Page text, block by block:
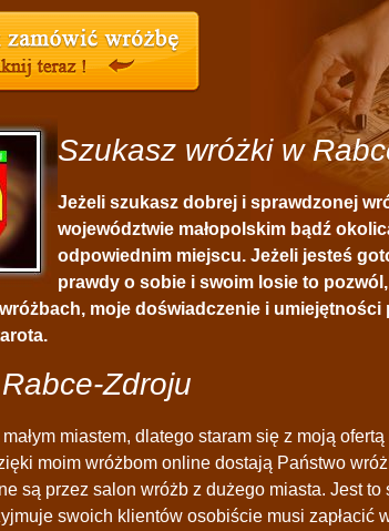
Szukasz wróżki w
Jeżeli szukasz dobrej i sprawdzonej
województwie małopolskim bądź
odpowiednim miejscu. Jeżeli jesteś
prawdy o sobie i swoim losie to
moje doświadczenie i
Zdroju
miastem, dlatego staram się z moją
moim wróżbom online dostają Państwo
są przez salon wróżb z dużego miasta. Jest
swoich klientów osobiście musi zapłacić